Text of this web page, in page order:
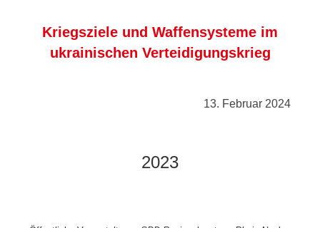
Kriegsziele und Waffensysteme im
ukrainischen Verteidigungskrieg
13. Februar 2024
2023